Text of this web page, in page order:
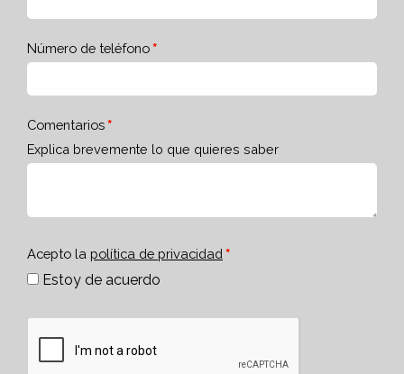
Número de teléfono
Comentarios
Explica brevemente lo que quieres saber
Acepto la política de privacidad
Estoy de acuerdo